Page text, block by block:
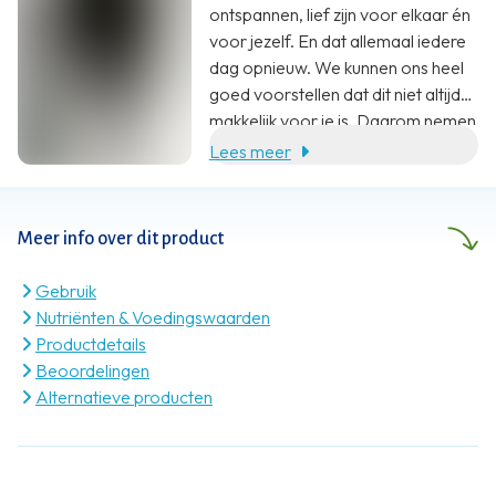
Meer info over dit product
Gebruik
Nutriënten & Voedingswaarden
Productdetails
Beoordelingen
Alternatieve producten
ontspannen, lief zijn voor elkaar én
voor jezelf. En dat allemaal iedere
dag opnieuw. We kunnen ons heel
goed voorstellen dat dit niet altijd
makkelijk voor je is. Daarom nemen
wij jou heel graag wat werk uit
Lees meer